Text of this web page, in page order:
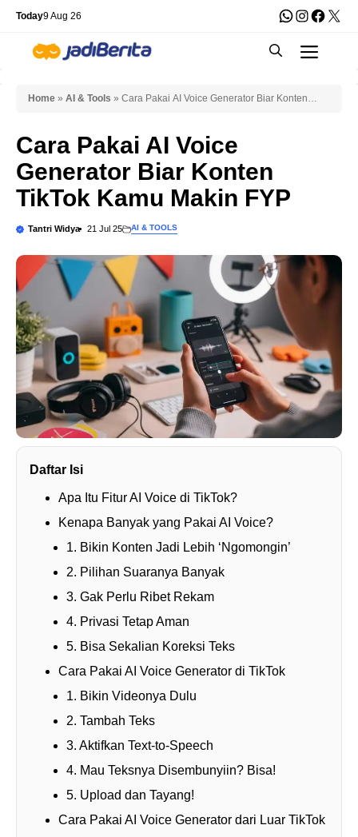
Skip
content
Today9 Aug 26 WhatsApp
X
Home » AI & Tools » Cara Pakai AI Voice Generator Biar Konten
Cara Pakai AI Voice
Generator Biar Konten
TikTok Kamu Makin FYP
Tantri Widya 21 Jul 25 AI & TOOLS
Daftar Isi
Apa Itu Fitur AI Voice di TikTok?
Kenapa Banyak yang Pakai AI Voice?
1. Bikin Konten Jadi Lebih ‘Ngomongin’
2. Pilihan Suaranya Banyak
3. Gak Perlu Ribet Rekam
4. Privasi Tetap Aman
5. Bisa Sekalian Koreksi Teks
Cara Pakai AI Voice Generator di TikTok
1. Bikin Videonya Dulu
2. Tambah Teks
3. Aktifkan Text-to-Speech
4. Mau Teksnya Disembunyiin? Bisa!
5. Upload dan Tayang!
Cara Pakai AI Voice Generator dari Luar TikTok